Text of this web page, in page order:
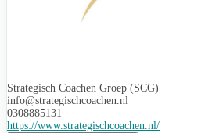
Strategisch Coachen Groep (SCG)
info@strategischcoachen.nl
0308885131
https://www.strategischcoachen.nl/